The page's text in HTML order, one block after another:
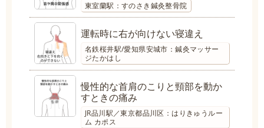
東室蘭駅：すのさき鍼灸整骨院
運転時に右が向けない寝違え
名鉄桜井駅/愛知県安城市：鍼灸マッサー
ジたかはし
慢性的な首肩のこりと頸部を動か
すときの痛み
JR品川駅／東京都品川区：はりきゅうルー
ム カポス